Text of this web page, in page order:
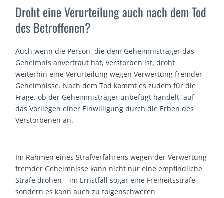
Droht eine Verurteilung auch nach dem Tod
des Betroffenen?
Auch wenn die Person, die dem Geheimnisträger das
Geheimnis anvertraut hat, verstorben ist, droht
weiterhin eine Verurteilung wegen Verwertung fremder
Geheimnisse. Nach dem Tod kommt es zudem für die
Frage, ob der Geheimnisträger unbefugt handelt, auf
das Vorliegen einer Einwilligung durch die Erben des
Verstorbenen an.
Im Rahmen eines Strafverfahrens wegen der Verwertung
fremder Geheimnisse kann nicht nur eine empfindliche
Strafe drohen – im Ernstfall sogar eine Freiheitsstrafe –
sondern es kann auch zu folgenschweren